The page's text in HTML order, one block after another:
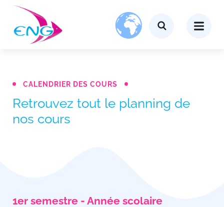
CALENDRIER DES COURS
Retrouvez tout le planning de
nos cours
1er semestre - Année scolaire